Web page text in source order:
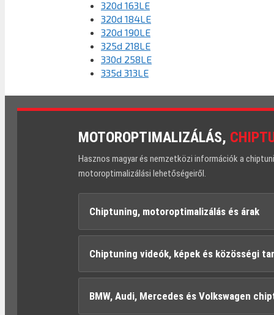
320d 163LE
320d 184LE
320d 190LE
325d 218LE
330d 258LE
335d 313LE
MOTOROPTIMALIZÁLÁS,
Hasznos magyar és nemzetközi információk a
motoroptimalizálási lehetőségeiről.
Chiptuning, motoroptimalizálás és árak
Chiptuning videók, képek és közösségi
BMW, Audi, Mercedes és Volkswagen